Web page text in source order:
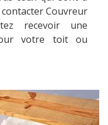
contacter Couvreur
recevoir une
votre toit ou